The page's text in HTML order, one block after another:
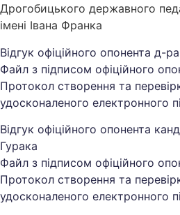
Дрогобицького державного
імені Івана Франка
Відгук офіційного опонента д-
Файл з підписом офіційного
Протокол створення та
удосконаленого електронного
Відгук офіційного опонента
Гурака
Файл з підписом офіційного
Протокол створення та
удосконаленого електронного